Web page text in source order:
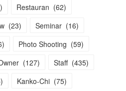
) Restauran (62)
(23) Seminar (16)
) Photo Shooting (59)
(127) Staff (435)
) Kanko-Chi (75)